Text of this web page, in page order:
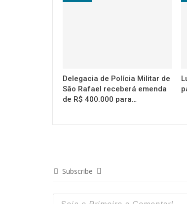
Delegacia de Polícia Militar de
São Rafael receberá emenda
de R$ 400.000 para…
Subscribe